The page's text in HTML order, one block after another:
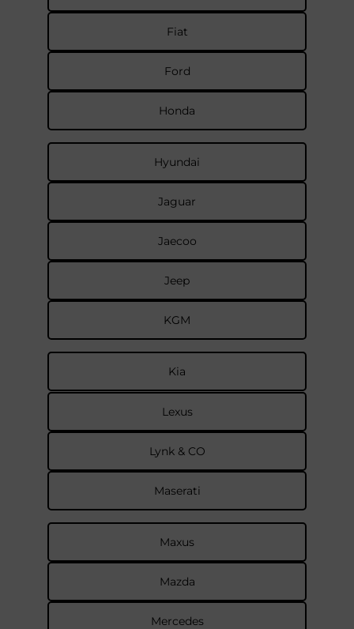
Fiat
Ford
Honda
Hyundai
Jaguar
Jaecoo
Jeep
KGM
Kia
Lexus
Lynk & CO
Maserati
Maxus
Mazda
Mercedes